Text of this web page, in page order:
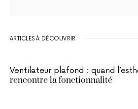
ARTICLES À DÉCOUVRIR
Ventilateur plafond : quand
rencontre la fonctionnalité